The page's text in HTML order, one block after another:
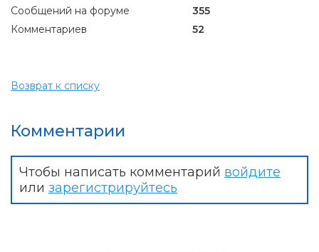
Сообщений на форуме
355
Комментариев
52
Возврат к списку
Комментарии
Чтобы написать комментарий войдите
или зарегистрируйтесь